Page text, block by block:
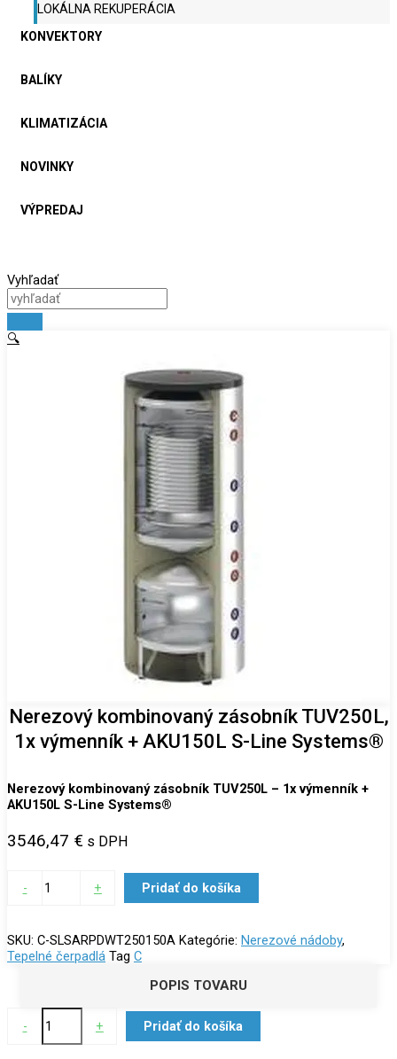
LOKÁLNA REKUPERÁCIA
KONVEKTORY
BALÍKY
KLIMATIZÁCIA
NOVINKY
VÝPREDAJ
Vyhľadať
🔍
Nerezový kombinovaný zásobník TUV250L,
1x výmenník + AKU150L S-Line Systems®
Nerezový kombinovaný zásobník TUV250L – 1x výmenník +
AKU150L S-Line Systems®
3546,47 € s DPH
- + Pridať do košíka
SKU: C-SLSARPDWT250150A Kategórie: Nerezové nádoby,
Tepelné čerpadlá Tag C
POPIS TOVARU
- + Pridať do košíka